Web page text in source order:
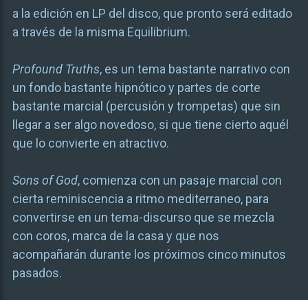
a la edición en LP del disco, que pronto será editado
a través de la misma Equilibrium.
Profound Truths, es un tema bastante narrativo con
un fondo bastante hipnótico y partes de corte
bastante marcial (percusión y trompetas) que sin
llegar a ser algo novedoso, si que tiene cierto aquél
que lo convierte en atractivo.
Sons of God, comienza con un pasaje marcial con
cierta reminiscencia a ritmo mediterraneo, para
convertirse en un tema-discurso que se mezcla
con coros, marca de la casa y que nos
acompañarán durante los próximos cinco minutos
pasados.